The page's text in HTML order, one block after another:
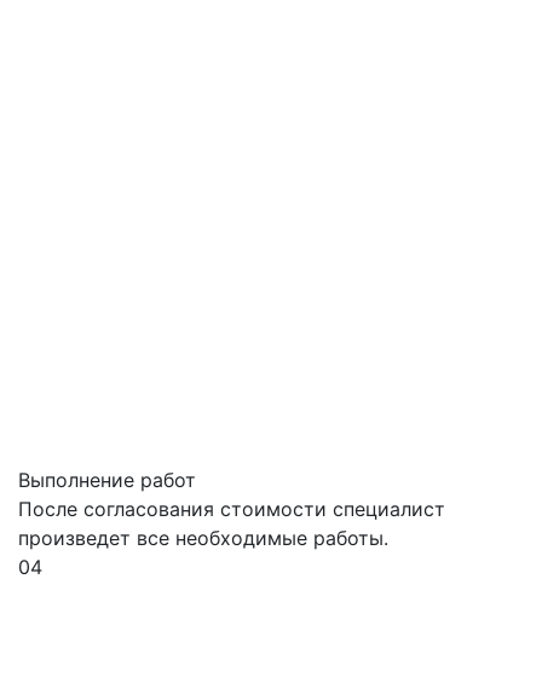
Выполнение работ
После согласования стоимости специалист
произведет все необходимые работы.
04